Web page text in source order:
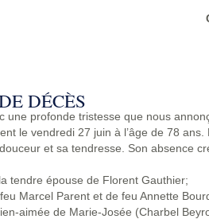
DÉCÈS
une profonde tristesse que nous
le vendredi 27 juin à l’âge de 78
et sa tendresse. Son absence
tendre épouse de Florent Gauthier;
Marcel Parent et de feu Annette
aimée de Marie-Josée (Charbel